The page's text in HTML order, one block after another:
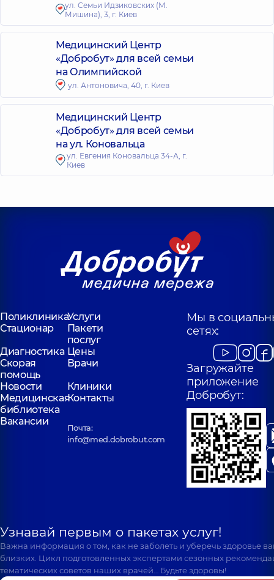
ул. Семьи Идзиковских (М.
Мишина), 3, г. Киев
Медицинский Центр
«Добробут» для всей семьи
на Олимпийской
ул. Антоновича, 40, г. Киев
Медицинский Центр
«Добробут» для всей семьи
на ул. Коновальца
ул. Евгения Коновальца 34-А, г.
Киев
ПоликлиникаУслуги
Стационар
Пакети
послуг
Диагностика Цены
Скорая
помощь
Врачи
Новости
Клиники
Медицинская
библиотека
Контакты
Вакансии
Почта:
info@med.dobrobut.com
Мы в
сетях:
Загружайте
приложение
Добробут:
Узнавай первым о пакетах услуг!
Важна информация о том, как не заболеть и уберечь здоровье
близких. Цикл подготовленных экспертами сезонных
тематических советов наших врачей… Будьте здоровы!